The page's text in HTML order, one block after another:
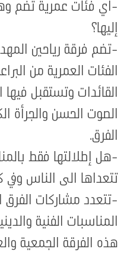
-اي فئات عمرية تضم
إليها؟
-تضم فرقة رياحين
الفئات العمرية من
القائدات وتستقبل
الصوت الحسن والجرأة
الفرق.
-هل إطلالتها فقط
تتعداها الى الناس
-تتعدد مشاركات الفرق
المناسبات الفنية
هذه الفرقة الجمعية